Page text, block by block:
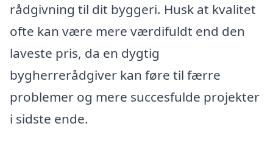
rådgivning til dit byggeri. Husk at kvalitet
ofte kan være mere værdifuldt end den
laveste pris, da en dygtig
bygherrerådgiver kan føre til færre
problemer og mere succesfulde projekter
i sidste ende.